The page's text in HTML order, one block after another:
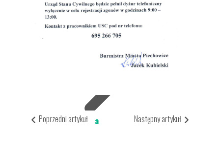
Aktualności
Ochrona środowiska
Poprzedni artykuł Następny artykuł